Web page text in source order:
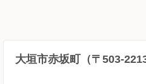
大垣市赤坂町（〒503-